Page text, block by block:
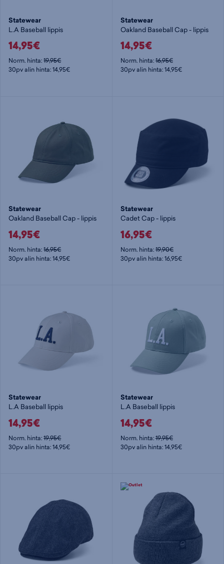
Statewear
L.A Baseball lippis
14,95€
Norm. hinta:19,95€
30pv alin hinta: 14,95€
Statewear
Oakland Baseball Cap - lippis
14,95€
Norm. hinta:16,95€
30pv alin hinta: 14,95€
Statewear
Oakland Baseball Cap - lippis
14,95€
Norm. hinta:16,95€
30pv alin hinta: 14,95€
Statewear
Cadet Cap - lippis
16,95€
Norm. hinta:19,90€
30pv alin hinta: 16,95€
Statewear
L.A Baseball lippis
14,95€
Norm. hinta:19,95€
30pv alin hinta: 14,95€
Statewear
L.A Baseball lippis
14,95€
Norm. hinta:19,95€
30pv alin hinta: 14,95€